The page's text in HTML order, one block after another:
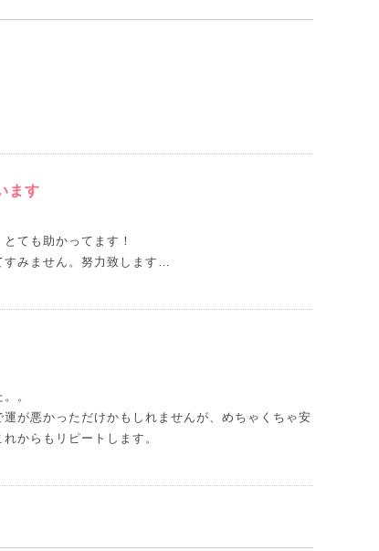
ます
ても助かってます！
みません。努力致します…
。
が悪かっただけかもしれませんが、めちゃくちゃ安
からもリピートします。